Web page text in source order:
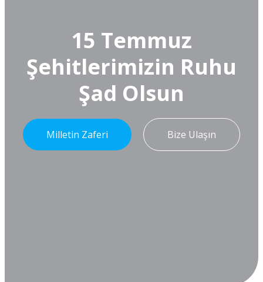
15 Temmuz
Şehitlerimizin Ruhu
Şad Olsun
Milletin Zaferi Bize Ulaşın